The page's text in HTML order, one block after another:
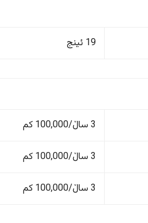
19 ئینج
3 ساڵ/100,000 کم
3 ساڵ/100,000 کم
3 ساڵ/100,000 کم